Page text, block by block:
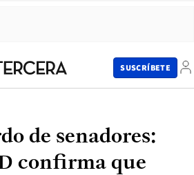
SUSCRÍBETE
de senadores:
confirma que